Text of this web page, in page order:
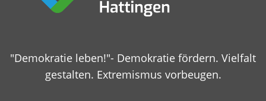
"Demokratie leben!"- Demokratie fördern. Vielfalt
gestalten. Extremismus vorbeugen.